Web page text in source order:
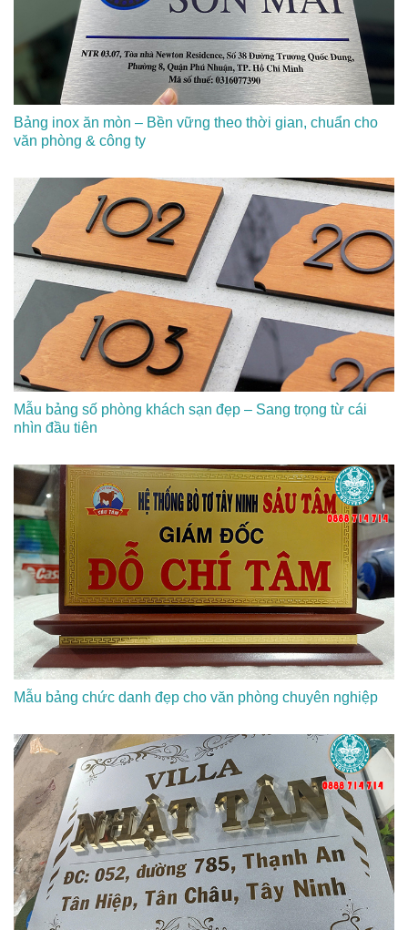
Bảng inox ăn mòn – Bền vững theo thời gian, chuẩn cho
văn phòng & công ty
Mẫu bảng số phòng khách sạn đẹp – Sang trọng từ cái
nhìn đầu tiên
Mẫu bảng chức danh đẹp cho văn phòng chuyên nghiệp